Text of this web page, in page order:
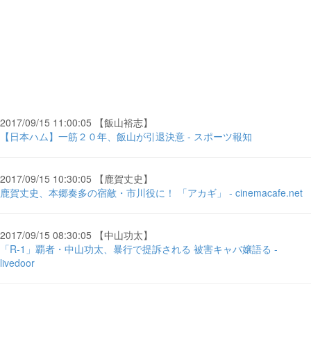
2017/09/15 11:00:05 【飯山裕志】
【日本ハム】一筋２０年、飯山が引退決意 - スポーツ報知
2017/09/15 10:30:05 【鹿賀丈史】
鹿賀丈史、本郷奏多の宿敵・市川役に！ 「アカギ」 - cinemacafe.net
2017/09/15 08:30:05 【中山功太】
「R-1」覇者・中山功太、暴行で提訴される 被害キャバ嬢語る -
livedoor